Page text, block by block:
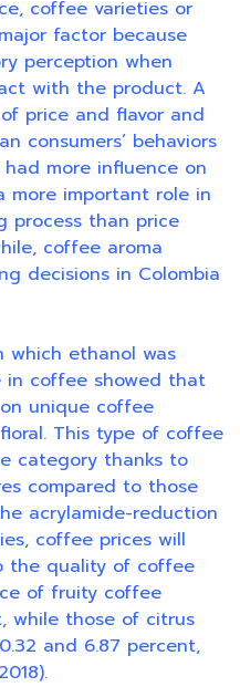
coffee varieties or
factor because
perception when
with the product. A
price and flavor and
consumers’ behaviors
more influence on
more important role in
process than price
coffee aroma
decisions in Colombia
ethanol was
in coffee showed that
unique coffee
This type of coffee
category thanks to
compared to those
acrylamide-reduction
coffee prices will
the quality of coffee
of fruity coffee
while those of citrus
and 6.87 percent,